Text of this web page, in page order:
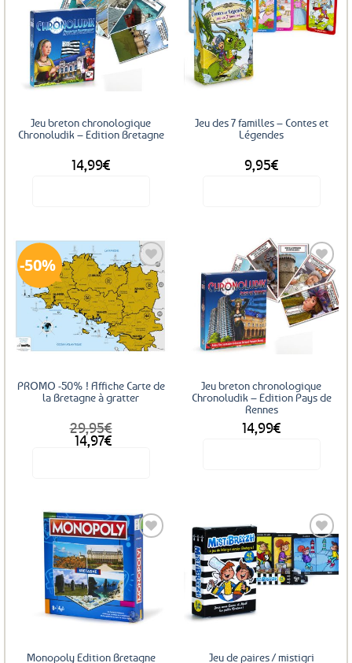
Ajouter
aux
favoris
Jeu breton chronologique
Chronoludik – Edition Bretagne
14,99€
Ajouter
Jeu des 7 familles – Contes et
Légendes
9,95€
50%
Ajouter
aux
favoris
PROMO -50% ! Affiche Carte de
la Bretagne à gratter
29,95€
Le
prix
14,97€
Le
prix
Ajouter
aux
favoris
Jeu breton chronologique
Chronoludik – Edition Pays de
Rennes
14,99€
Ajouter
aux
favoris
Monopoly Edition Bretagne
Ajouter
Jeu de paires / mistigri